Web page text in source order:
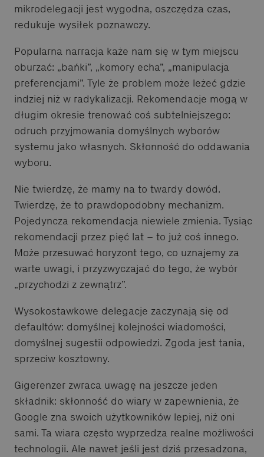
mikrodelegacji jest wygodna, oszczędza czas,
redukuje wysiłek poznawczy.
Popularna narracja każe nam się w tym miejscu
oburzać: „bańki”, „komory echa”, „manipulacja
preferencjami”. Tyle że problem może leżeć gdzie
indziej niż w radykalizacji. Rekomendacje mogą w
długim okresie trenować coś subtelniejszego:
odruch przyjmowania domyślnych wyborów
systemu jako własnych. Skłonność do oddawania
wyboru.
Nie twierdzę, że mamy na to twardy dowód.
Twierdzę, że to prawdopodobny mechanizm.
Pojedyncza rekomendacja niewiele zmienia. Tysiąc
rekomendacji przez pięć lat – to już coś innego.
Może przesuwać horyzont tego, co uznajemy za
warte uwagi, i przyzwyczajać do tego, że wybór
„przychodzi z zewnątrz”.
Wysokostawkowe delegacje zaczynają się od
defaultów: domyślnej kolejności wiadomości,
domyślnej sugestii odpowiedzi. Zgoda jest tania,
sprzeciw kosztowny.
Gigerenzer zwraca uwagę na jeszcze jeden
składnik: skłonność do wiary w zapewnienia, że
Google zna swoich użytkowników lepiej, niż oni
sami. Ta wiara często wyprzedza realne możliwości
technologii. Ale nawet jeśli jest dziś przesadzona,